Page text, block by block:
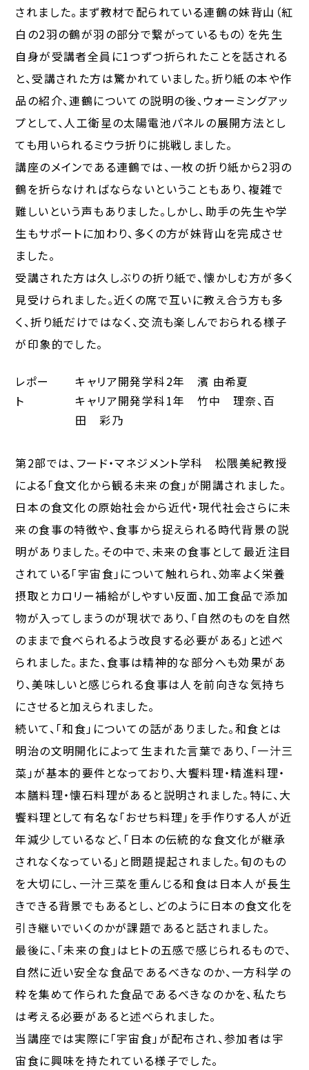
されました。まず教材で配られている連鶴の妹背山（紅
白の2羽の鶴が羽の部分で繋がっているもの）を先生
自身が受講者全員に1つずつ折られたことを話される
と、受講された方は驚かれていました。折り紙の本や作
品の紹介、連鶴についての説明の後、ウォーミングアッ
プとして、人工衛星の太陽電池パネルの展開方法とし
ても用いられるミウラ折りに挑戦しました。
講座のメインである連鶴では、一枚の折り紙から2羽の
鶴を折らなければならないということもあり、複雑で
難しいという声もありました。しかし、助手の先生や学
生もサポートに加わり、多くの方が妹背山を完成させ
ました。
受講された方は久しぶりの折り紙で、懐かしむ方が多く
見受けられました。近くの席で互いに教え合う方も多
く、折り紙だけではなく、交流も楽しんでおられる様子
が印象的でした。
レポー
ト
キャリア開発学科2年 濱 由希夏
キャリア開発学科1年 竹中 理奈、百
田 彩乃
第2部では、フード・マネジメント学科 松隈美紀教授
による「食文化から観る未来の食」が開講されました。
日本の食文化の原始社会から近代・現代社会さらに未
来の食事の特徴や、食事から捉えられる時代背景の説
明がありました。その中で、未来の食事として最近注目
されている「宇宙食」について触れられ、効率よく栄養
摂取とカロリー補給がしやすい反面、加工食品で添加
物が入ってしまうのが現状であり、「自然のものを自然
のままで食べられるよう改良する必要がある」と述べ
られました。また、食事は精神的な部分へも効果があ
り、美味しいと感じられる食事は人を前向きな気持ち
にさせると加えられました。
続いて、「和食」についての話がありました。和食とは
明治の文明開化によって生まれた言葉であり、「一汁三
菜」が基本的要件となっており、大饗料理・精進料理・
本膳料理・懐石料理があると説明されました。特に、大
饗料理として有名な「おせち料理」を手作りする人が近
年減少しているなど、「日本の伝統的な食文化が継承
されなくなっている」と問題提起されました。旬のもの
を大切にし、一汁三菜を重んじる和食は日本人が長生
きできる背景でもあるとし、どのように日本の食文化を
引き継いでいくのかが課題であると話されました。
最後に、「未来の食」はヒトの五感で感じられるもので、
自然に近い安全な食品であるべきなのか、一方科学の
粋を集めて作られた食品であるべきなのかを、私たち
は考える必要があると述べられました。
当講座では実際に「宇宙食」が配布され、参加者は宇
宙食に興味を持たれている様子でした。